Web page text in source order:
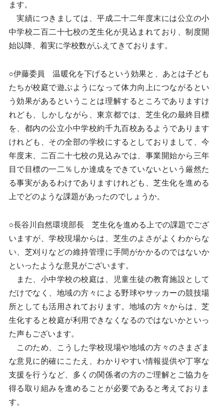
ます。
実績につきましては、平成二十二年度末には公立の小
中学校二百二十七校の芝生化が見込まれており、制度開
始以降、着実に学校数がふえてきております。
○伊藤委員 温暖化を下げるという効果と、あとは子ども
たちが校庭で遊ぶようになって体力向上につながるとい
う効果があるということは理解するところでありますけ
れども、しかしながら、東京都では、芝生化の最終目標
を、都内の公立小中学校約千九百校あるようであります
けれども、その全部の学校にするとしておりまして、今
年度末、二百二十七校の見込みでは、事業開始から三年
目で目標の一二％しか達成をできていないという厳然た
る事実があるわけでありますけれども、芝生化を進める
上でどのような課題があったのでしょうか。
○長谷川自然環境部長 芝生化を進める上での課題でござ
いますが、学校現場からは、芝生のよさがよくわからな
い、芝刈りなどの維持管理に手間がかかるのではないか
といったような意見がございます。
また、小中学校の校庭は、児童生徒の教育施設として
だけでなく、地域の方々による野球やサッカーの競技場
所としても活用されております。地域の方々からは、芝
生化すると校庭が利用できなくなるのではないかといっ
た声もございます。
このため、こうした学校現場や地域の方々のさまざま
な意見に的確にこたえ、わかりやすい情報提供や丁寧な
支援を行うなど、多くの関係者の方のご理解とご協力を
得る取り組みを進めることが必要であると考えておりま
す。